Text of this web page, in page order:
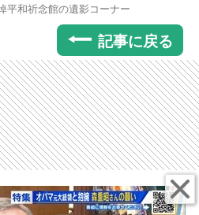
平和祈念館の遺影コーナー
記事に戻る